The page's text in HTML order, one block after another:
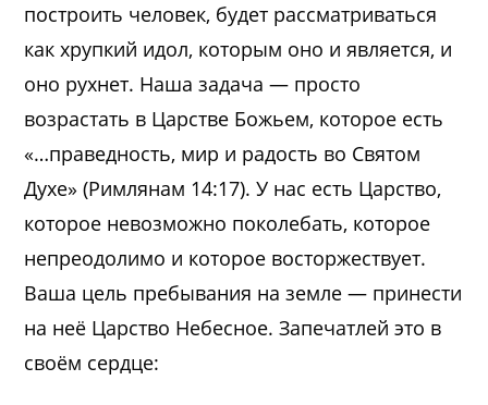
построить человек, будет рассматриваться
как хрупкий идол, которым оно и является, и
оно рухнет. Наша задача — просто
возрастать в Царстве Божьем, которое есть
«…праведность, мир и радость во Святом
Духе» (Римлянам 14:17). У нас есть Царство,
которое невозможно поколебать, которое
непреодолимо и которое восторжествует.
Ваша цель пребывания на земле — принести
на неё Царство Небесное. Запечатлей это в
своём сердце: